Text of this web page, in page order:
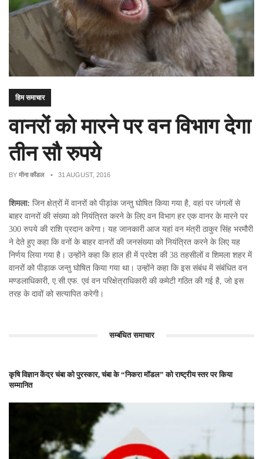
हिम समाचार
वानरों को मारने पर वन विभाग देगा
तीन सौ रुपये
BY मीना कौंडल • 31 AUGUST, 2016
शिमला: जिन क्षेत्रों में वानरों को पीड़ांक जन्तु घोषित किया गया है, वहां पर जंगलों से
बाहर वानरों की संख्या को नियंत्रित करने के लिए वन विभाग हर एक वानर के मारने पर
300 रुपये की राशि प्रदान करेगा। यह जानकारी आज यहां वन मंत्री ठाकुर सिंह भरमौरी
ने देते हुए कहा कि वनों के बाहर वानरों की जनसंख्या को नियंत्रित करने के लिए यह
निर्णय लिया गया है। उन्होंने कहा कि हाल ही में प्रदेश की 38 तहसीलों व शिमला शहर में
वानरों को पीड़ाक जन्तु घोषित किया गया था। उन्होंने कहा कि इस संबंध में संबंधित वन
मण्डलाधिकारी, ए.सी.एफ. एवं वन परिक्षेत्राधिकारी की कमेटी गठित की गई है, जो इस
तरह के दावों को सत्यापित करेगी।
सम्बंधित समाचार
कृषि विज्ञान केंद्र चंबा को पुरस्कार, चंबा के “निकरा मॉडल” को राष्ट्रीय स्तर पर किया
सम्मानित